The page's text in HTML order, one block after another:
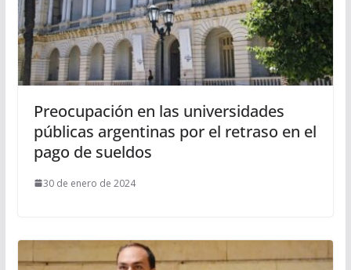
Preocupación en las universidades
públicas argentinas por el retraso en el
pago de sueldos
30 de enero de 2024